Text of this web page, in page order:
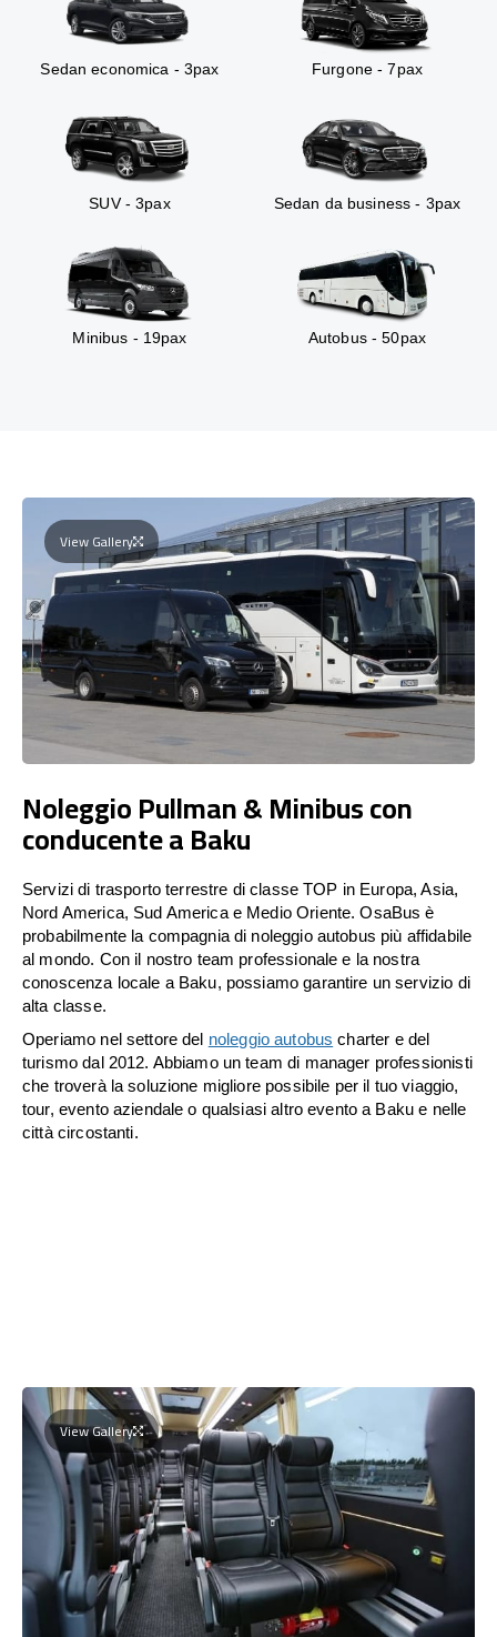
Sedan economica - 3pax Furgone - 7pax
SUV - 3pax Sedan da business - 3pax
Minibus - 19pax Autobus - 50pax
View Gallery
Noleggio Pullman & Minibus con
conducente a Baku
Servizi di trasporto terrestre di classe TOP in Europa, Asia,
Nord America, Sud America e Medio Oriente. OsaBus è
probabilmente la compagnia di noleggio autobus più affidabile
al mondo. Con il nostro team professionale e la nostra
conoscenza locale a Baku, possiamo garantire un servizio di
alta classe.
Operiamo nel settore del noleggio autobus charter e del
turismo dal 2012. Abbiamo un team di manager professionisti
che troverà la soluzione migliore possibile per il tuo viaggio,
tour, evento aziendale o qualsiasi altro evento a Baku e nelle
città circostanti.
View Gallery